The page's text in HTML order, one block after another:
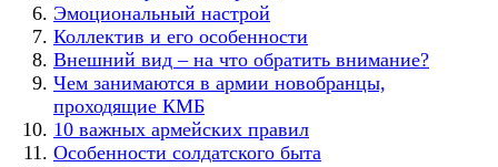
Эмоциональный настрой
Коллектив и его особенности
Внешний вид – на что обратить внимание?
Чем занимаются в армии новобранцы,
проходящие КМБ
10 важных армейских правил
Особенности солдатского быта